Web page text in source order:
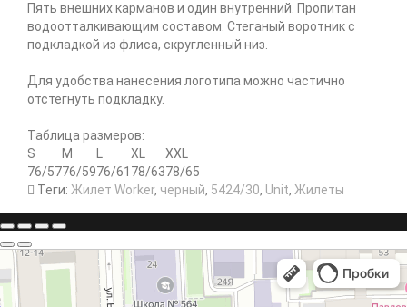
Пять внешних карманов и один внутренний. Пропитан
водоотталкивающим составом. Стеганый воротник с
подкладкой из флиса, скругленный низ.
Для удобства нанесения логотипа можно частично
отстегнуть подкладку.
Таблица размеров:
S
M XL
XXL
76/5776/5976/61 78/6378/65
Теги: Жилет Worker, черный, 5424/30, Unit, Жилеты